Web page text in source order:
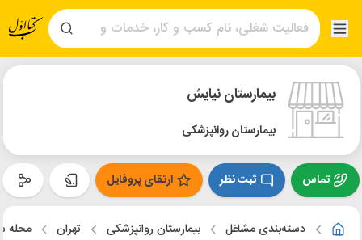
بیمارستان نیایش
بیمارستان روانپزشکی
تماس ثبت نظر ارتقای پروفایل
دسته‌بندی مشاغل بیمارستان روانپزشکی تهران محله